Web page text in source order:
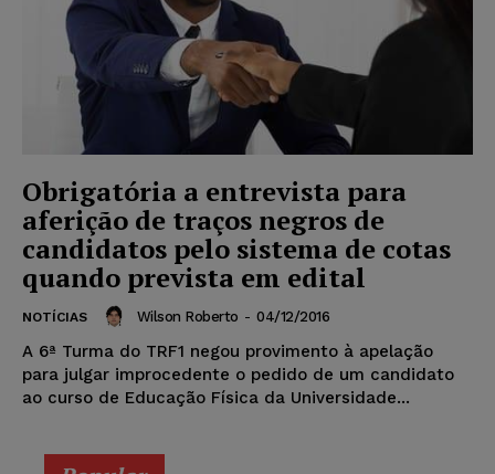
Obrigatória a entrevista para
aferição de traços negros de
candidatos pelo sistema de cotas
quando prevista em edital
NOTÍCIAS Wilson Roberto - 04/12/2016
A 6ª Turma do TRF1 negou provimento à apelação
para julgar improcedente o pedido de um candidato
ao curso de Educação Física da Universidade...